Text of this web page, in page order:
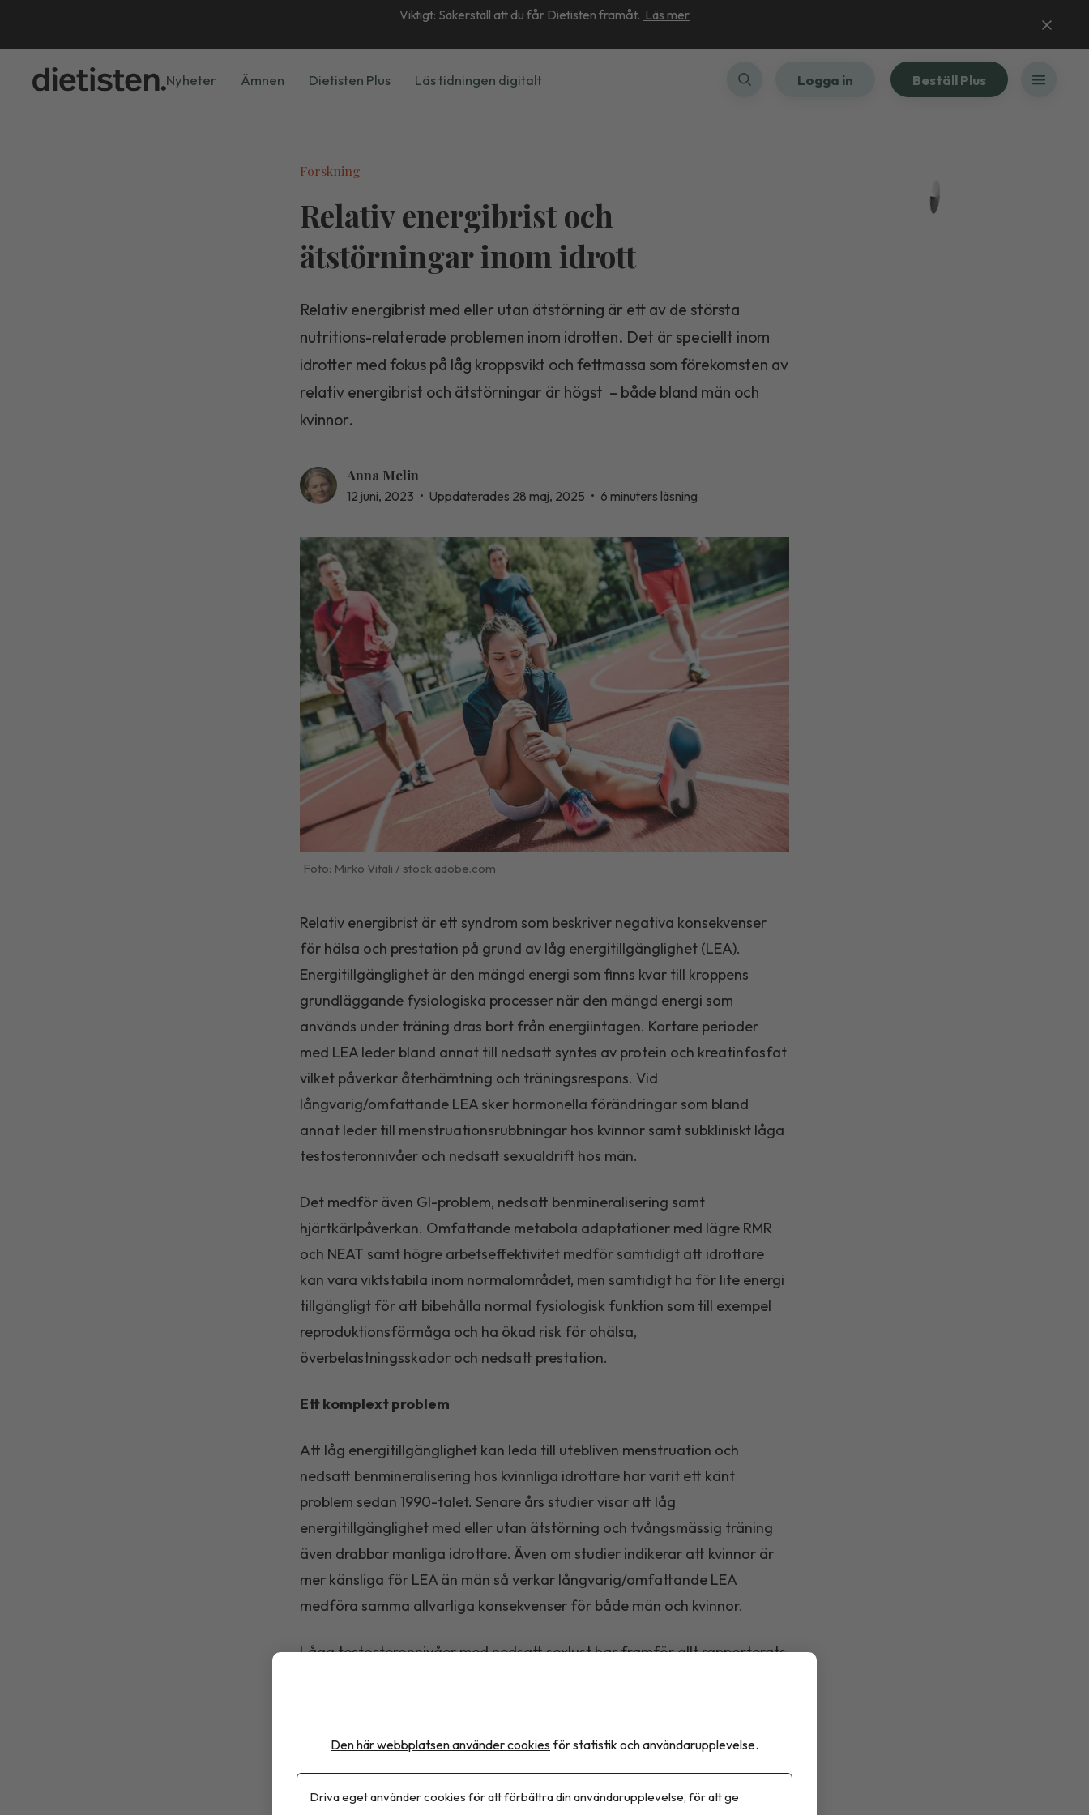
Viktigt: Säkerställ att du får Dietisten framåt. Läs mer
Nyheter Ämnen Dietisten Plus Läs tidningen digitalt Logga in Beställ Plus
Forskning
Relativ energibrist och
ätstörningar inom idrott
Relativ energibrist med eller utan ätstörning är ett av de största
nutritions-relaterade problemen inom idrotten. Det är speciellt inom
idrotter med fokus på låg kroppsvikt och fettmassa som förekomsten av
relativ energibrist och ätstörningar är högst – både bland män och
kvinnor.
Anna Melin
12 juni, 2023 • Uppdaterades 28 maj, 2025 • 6 minuters läsning
Mirko Vitali / stock.adobe.com
Relativ energibrist är ett syndrom som beskriver negativa konsekvenser
för hälsa och prestation på grund av låg energitillgänglighet (LEA).
Energitillgänglighet är den mängd energi som finns kvar till kroppens
grundläggande fysiologiska processer när den mängd energi som
används under träning dras bort från energiintagen. Kortare perioder
med LEA leder bland annat till nedsatt syntes av protein och kreatinfosfat
vilket påverkar återhämtning och träningsrespons. Vid
långvarig/omfattande LEA sker hormonella förändringar som bland
annat leder till menstruationsrubbningar hos kvinnor samt subkliniskt låga
testosteronnivåer och nedsatt sexualdrift hos män.
Det medför även GI-problem, nedsatt benmineralisering samt
hjärtkärlpåverkan. Omfattande metabola adaptationer med lägre RMR
och NEAT samt högre arbetseffektivitet medför samtidigt att idrottare
kan vara viktstabila inom normalområdet, men samtidigt ha för lite energi
tillgängligt för att bibehålla normal fysiologisk funktion som till exempel
reproduktionsförmåga och ha ökad risk för ohälsa,
överbelastningsskador och nedsatt prestation.
Ett komplext problem
Att låg energitillgänglighet kan leda till utebliven menstruation och
nedsatt benmineralisering hos kvinnliga idrottare har varit ett känt
problem sedan 1990-talet. Senare års studier visar att låg
energitillgänglighet med eller utan ätstörning och tvångsmässig träning
även drabbar manliga idrottare. Även om studier indikerar att kvinnor är
mer känsliga för LEA än män så verkar långvarig/omfattande LEA
medföra samma allvarliga konsekvenser för både män och kvinnor.
Låga testosteronnivåer med nedsatt sexlust har framför allt rapporterats
kvinnliga idrottare, men ignoreras ofta trots att det kan medföra allvarliga
endoteldysfunktion, förhöjt LDL-kolesterol och osteoporos. Kliniska
Den här webbplatsen använder cookies för statistik och användarupplevelse.
Driva eget använder cookies för att förbättra din användarupplevelse, för att ge